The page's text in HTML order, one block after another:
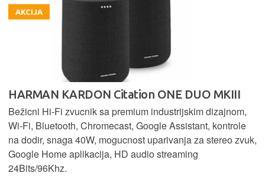
AKCIJA
HARMAN KARDON Citation ONE DUO MKIII
Bežicni Hi-Fi zvucnik sa premium industrijskim dizajnom,
Wi-Fi, Bluetooth, Chromecast, Google Assistant, kontrole
na dodir, snaga 40W, mogucnost uparivanja za stereo zvuk,
Google Home aplikacija, HD audio streaming
24Bits/96Khz.